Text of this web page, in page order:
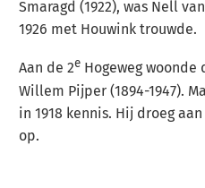
Smaragd (1922), was Nell
1926 met Houwink trouwde.
Aan de 2e Hogeweg
Willem Pijper (1894-1947).
in 1918 kennis. Hij droeg
op.